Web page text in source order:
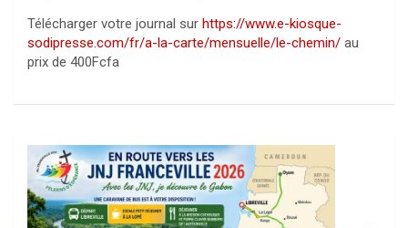
Télécharger votre journal sur https://www.e-kiosque-
sodipresse.com/fr/a-la-carte/mensuelle/le-chemin/ au
prix de 400Fcfa